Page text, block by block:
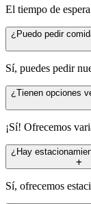
El tiempo de
¿Puedo pedir
Sí, puedes pedir
¿Tienen opciones
¡Sí! Ofrecemos
¿Hay
Sí, ofrecemos